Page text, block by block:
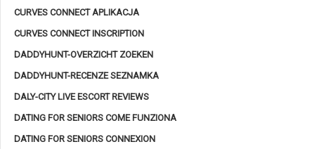
CURVES CONNECT APLIKACJA
CURVES CONNECT INSCRIPTION
DADDYHUNT-OVERZICHT ZOEKEN
DADDYHUNT-RECENZE SEZNAMKA
DALY-CITY LIVE ESCORT REVIEWS
DATING FOR SENIORS COME FUNZIONA
DATING FOR SENIORS CONNEXION